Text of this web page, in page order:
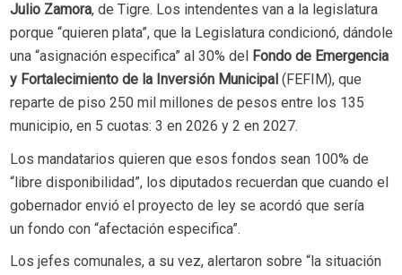
Julio Zamora, de Tigre. Los intendentes van a la legislatura
porque “quieren plata”, que la Legislatura condicionó, dándole
una “asignación especifica” al 30% del
Fondo de Emergencia
y Fortalecimiento de la Inversión Municipal (FEFIM), que
reparte de piso 250 mil millones de pesos entre los 135
municipio, en 5 cuotas: 3 en 2026 y 2 en 2027.
Los mandatarios quieren que esos fondos sean 100% de
“libre disponibilidad”, los diputados recuerdan que cuando el
gobernador envió el proyecto de ley se acordó que sería
un fondo con “afectación especifica”.
Los jefes comunales, a su vez, alertaron sobre “la situación